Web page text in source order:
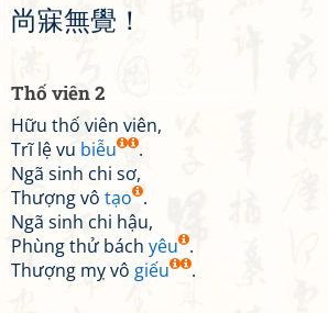
尚寐無覺 ！
Thố viên 2
Hữu thố viên viên,
Trĩ lệ vu biễu
.
Ngã sinh chi sơ,
Thượng vô tạo .
Ngã sinh chi hậu,
Phùng thử bách yêu .
Thượng mỵ vô giếu .